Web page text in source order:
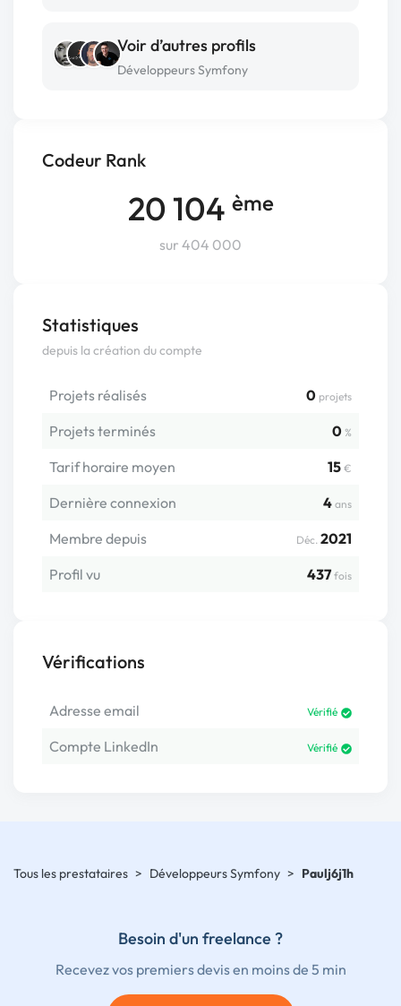
Codeur Rank
20 104 ème
sur 404 000
Statistiques
depuis la création du compte
Projets réalisés 0 projets
Projets terminés 0 %
Tarif horaire moyen 15 €
Dernière connexion 4 ans
Membre depuis Déc. 2021
Profil vu
437 fois
Vérifications
Adresse email Vérifié
Compte LinkedIn Vérifié
Voir d’autres profils
Développeurs Symfony
Tous les prestataires > Développeurs Symfony > Paulj6j1h
Besoin d'un freelance ?
Recevez vos premiers devis en moins de 5 min